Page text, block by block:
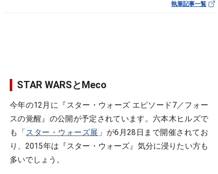
執筆記事一覧
STAR WARSとMeco
今年の12月に『スター・ウォーズ エピソード7／フォー
スの覚醒』の公開が予定されています。六本木ヒルズで
も「スター・ウォーズ展 」が6月28日まで開催されてお
り、2015年は『スター・ウォーズ』気分に浸りたい方も
多いでしょう。